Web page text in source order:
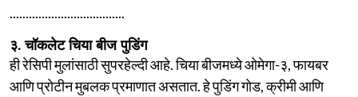
....................................
३. चॉकलेट चिया बीज पुडिंग
ही रेसिपी मुलांसाठी सुपरहेल्दी आहे. चिया बीजमध्ये ओमेगा-३, फायबर
आणि प्रोटीन मुबलक प्रमाणात असतात. हे पुडिंग गोड, क्रीमी आणि